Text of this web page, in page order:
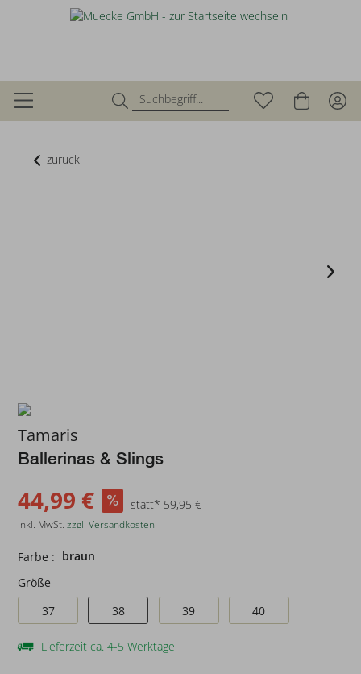
zurück
Tamaris
Ballerinas & Slings
44,99 € statt* 59,95 €
inkl. MwSt.zzgl. Versandkosten
Farbe : braun
Größe
37
38 39 40
Lieferzeit ca. 4-5 Werktage